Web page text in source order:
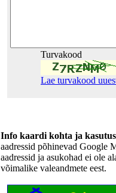
Turvakood
Lae turvakood
Info kaardi kohta ja
aadressid põhinevad Google
aadressid ja asukohad ei ole
võimalike valeandmete eest.